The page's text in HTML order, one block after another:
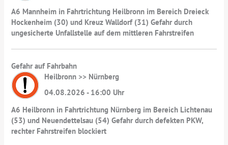
A6 Mannheim in Fahrtrichtung Heilbronn im Bereich Dreieck
Hockenheim (30) und Kreuz Walldorf (31) Gefahr durch
ungesicherte Unfallstelle auf dem mittleren Fahrstreifen
Gefahr auf Fahrbahn
Heilbronn >> Nürnberg
04.08.2026 - 16:00 Uhr
A6 Heilbronn in Fahrtrichtung Nürnberg im Bereich Lichtenau
(53) und Neuendettelsau (54) Gefahr durch defekten PKW,
rechter Fahrstreifen blockiert